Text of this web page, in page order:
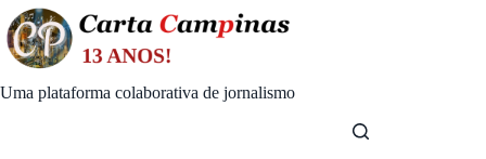
Skip
to
content
Uma plataforma colaborativa de jornalismo